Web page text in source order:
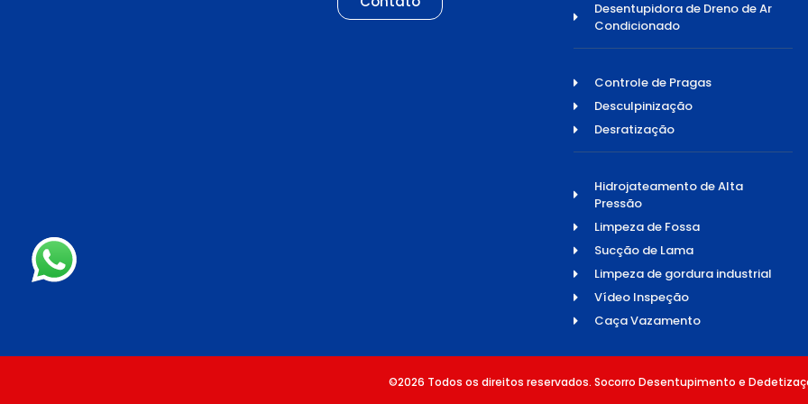
Desentupidora de Dreno de Ar
Condicionado
Controle de Pragas
Desculpinização
Desratização
Hidrojateamento de Alta
Pressão
Limpeza de Fossa
Sucção de Lama
Limpeza de gordura industrial
Vídeo Inspeção
Caça Vazamento
©2026 Todos os direitos reservados. Socorro Desentupimento e